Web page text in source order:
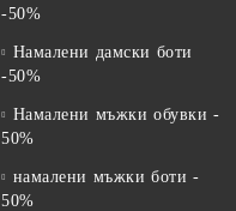
-50%
Намалени дамски боти
-50%
Намалени мъжки обувки -
50%
намалени мъжки боти -
50%